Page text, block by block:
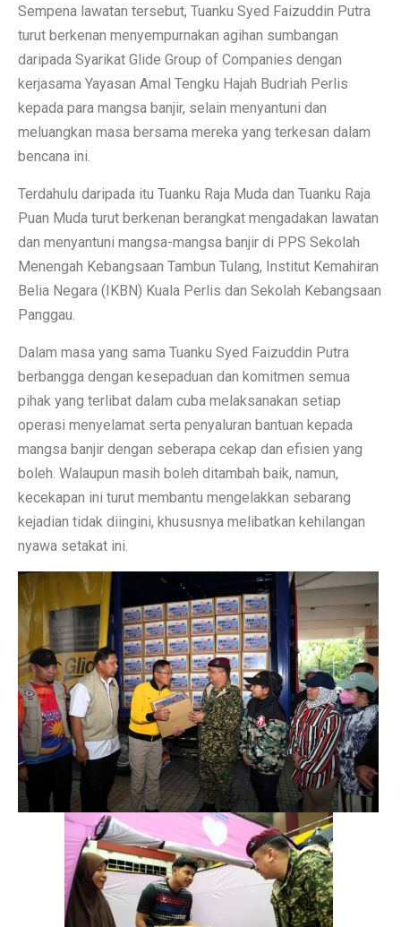
Sempena lawatan tersebut, Tuanku Syed Faizuddin Putra
turut berkenan menyempurnakan agihan sumbangan
daripada Syarikat Glide Group of Companies dengan
kerjasama Yayasan Amal Tengku Hajah Budriah Perlis
kepada para mangsa banjir, selain menyantuni dan
meluangkan masa bersama mereka yang terkesan dalam
bencana ini.
Terdahulu daripada itu Tuanku Raja Muda dan Tuanku Raja
Puan Muda turut berkenan berangkat mengadakan lawatan
dan menyantuni mangsa-mangsa banjir di PPS Sekolah
Menengah Kebangsaan Tambun Tulang, Institut Kemahiran
Belia Negara (IKBN) Kuala Perlis dan Sekolah Kebangsaan
Panggau.
Dalam masa yang sama Tuanku Syed Faizuddin Putra
berbangga dengan kesepaduan dan komitmen semua
pihak yang terlibat dalam cuba melaksanakan setiap
operasi menyelamat serta penyaluran bantuan kepada
mangsa banjir dengan seberapa cekap dan efisien yang
boleh. Walaupun masih boleh ditambah baik, namun,
kecekapan ini turut membantu mengelakkan sebarang
kejadian tidak diingini, khususnya melibatkan kehilangan
nyawa setakat ini.